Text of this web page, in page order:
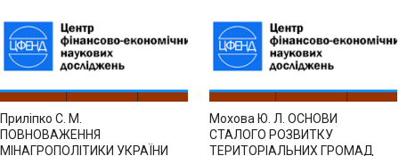
Приліпко С. М.
ПОВНОВАЖЕННЯ
МІНАГРОПОЛІТИКИ УКРАЇНИ
Мохова Ю. Л. ОСНОВИ
СТАЛОГО РОЗВИТКУ
ТЕРИТОРІАЛЬНИХ ГРОМАД